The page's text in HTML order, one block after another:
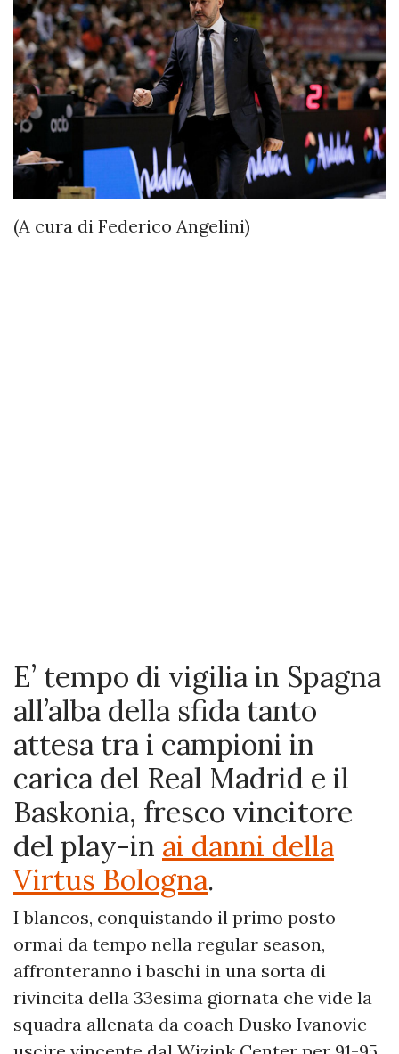
(A cura di Federico Angelini)
E’ tempo di vigilia in Spagna
all’alba della sfida tanto
attesa tra i campioni in
carica del Real Madrid e il
Baskonia, fresco vincitore
del play-in ai danni della
Virtus Bologna.
I blancos, conquistando il primo posto
ormai da tempo nella regular season,
affronteranno i baschi in una sorta di
rivincita della 33esima giornata che vide la
squadra allenata da coach Dusko Ivanovic